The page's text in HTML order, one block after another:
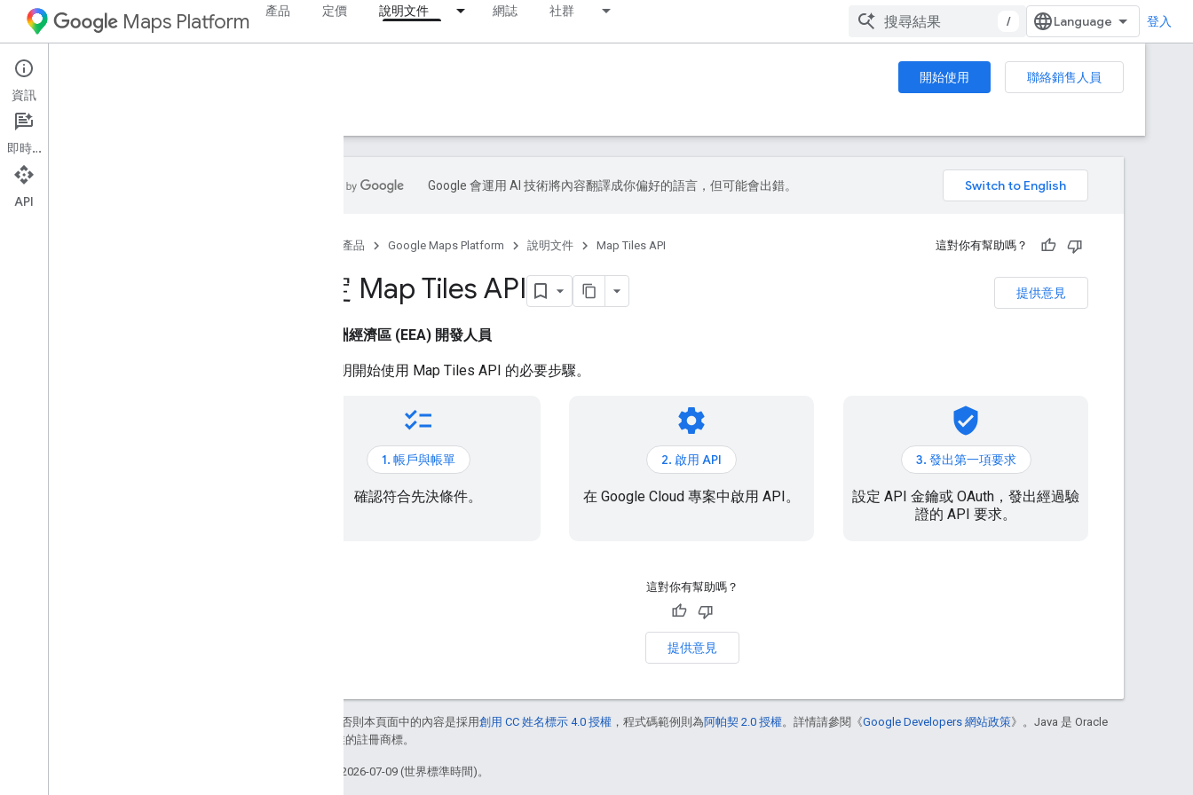
Maps Platform 產品 定價 說明文件 網誌 社群
/ 登入
Map Tiles API 開始使用
聯絡銷售人員
指南
Google 會運用 AI 技術將內容翻譯成你偏好的語言，但可能會出錯。
產品 Google Maps Platform 說明文件 Map Tiles API 這對你有幫助嗎？
提供意見
設定 Map Tiles API
歐洲經濟區 (EEA) 開發人員
本文說明開始使用 Map Tiles API 的必要步驟。
checklist
1. 帳戶與帳單
確認符合先決條件。
settings
2. 啟用 API
在 Google Cloud 專案中啟用 API。
verified_user
3. 發出第一項要求
設定 API 金鑰或 OAuth，發出經過驗
證的 API 要求。
這對你有幫助嗎？
提供意見
除非另有註明，否則本頁面中的內容是採用創用 CC 姓名標示 4.0 授權 ，程式碼範例則為阿帕契 2.0 授權。詳情請參閱《Google Developers 網站政策》。Java 是 Oracle
和/或其關聯企業的註冊商標。
上次更新時間：2026-07-09 (世界標準時間)。
資訊
即時通訊
API